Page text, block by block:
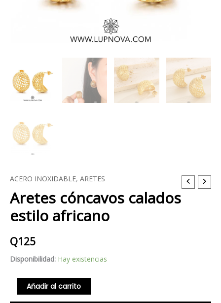
ACERO INOXIDABLE, ARETES
Aretes cóncavos calados
estilo africano
Q125
Disponibilidad: Hay existencias
Aretes
cóncavos
calados
estilo
cantidad
Añadir al carrito